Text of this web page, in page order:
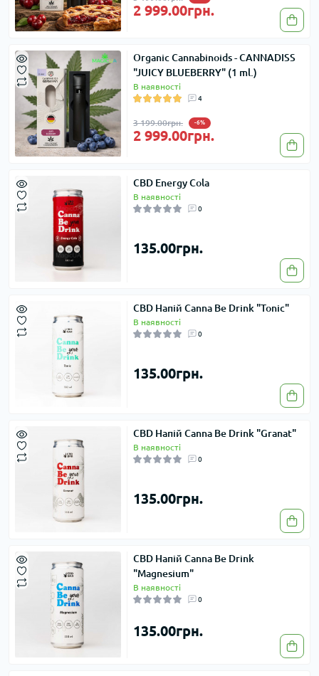
2 999.00грн.
Organic Cannabinoids - CANNADISS
"JUICY BLUEBERRY" (1 ml.)
В наявності
4
3 199.00грн. -6%
2 999.00грн.
CBD Energy Cola
В наявності
0
135.00грн.
CBD Напій Canna Be Drink "Tonic"
В наявності
0
135.00грн.
CBD Напій Canna Be Drink "Granat"
В наявності
0
135.00грн.
CBD Напій Canna Be Drink
"Magnesium"
В наявності
0
135.00грн.